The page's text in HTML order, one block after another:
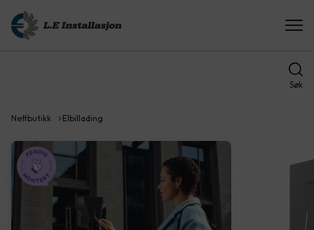
Søk
Nettbutikk Elbillading